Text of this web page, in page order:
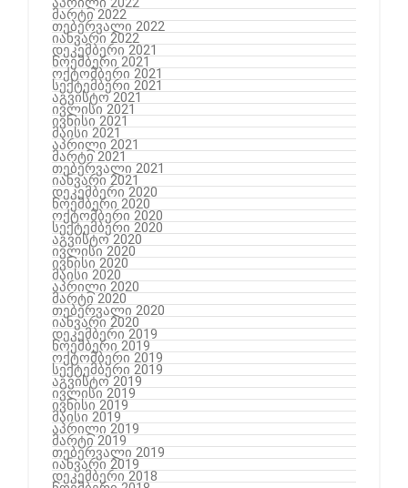
მარტი 2022
თებერვალი 2022
იანვარი 2022
დეკემბერი 2021
ნოემბერი 2021
ოქტომბერი 2021
სექტემბერი 2021
აგვისტო 2021
ივლისი 2021
ივნისი 2021
მაისი 2021
აპრილი 2021
მარტი 2021
თებერვალი 2021
იანვარი 2021
დეკემბერი 2020
ნოემბერი 2020
ოქტომბერი 2020
სექტემბერი 2020
აგვისტო 2020
ივლისი 2020
ივნისი 2020
მაისი 2020
აპრილი 2020
მარტი 2020
თებერვალი 2020
იანვარი 2020
დეკემბერი 2019
ნოემბერი 2019
ოქტომბერი 2019
სექტემბერი 2019
აგვისტო 2019
ივლისი 2019
ივნისი 2019
მაისი 2019
აპრილი 2019
მარტი 2019
თებერვალი 2019
იანვარი 2019
დეკემბერი 2018